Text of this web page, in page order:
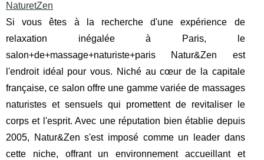
NaturetZen
Si vous êtes à la recherche d'une expérience de
relaxation inégalée à Paris, le
salon+de+massage+naturiste+paris Natur&Zen est
l'endroit idéal pour vous. Niché au cœur de la capitale
française, ce salon offre une gamme variée de massages
naturistes et sensuels qui promettent de revitaliser le
corps et l'esprit. Avec une réputation bien établie depuis
2005, Natur&Zen s'est imposé comme un leader dans
cette niche, offrant un environnement accueillant et